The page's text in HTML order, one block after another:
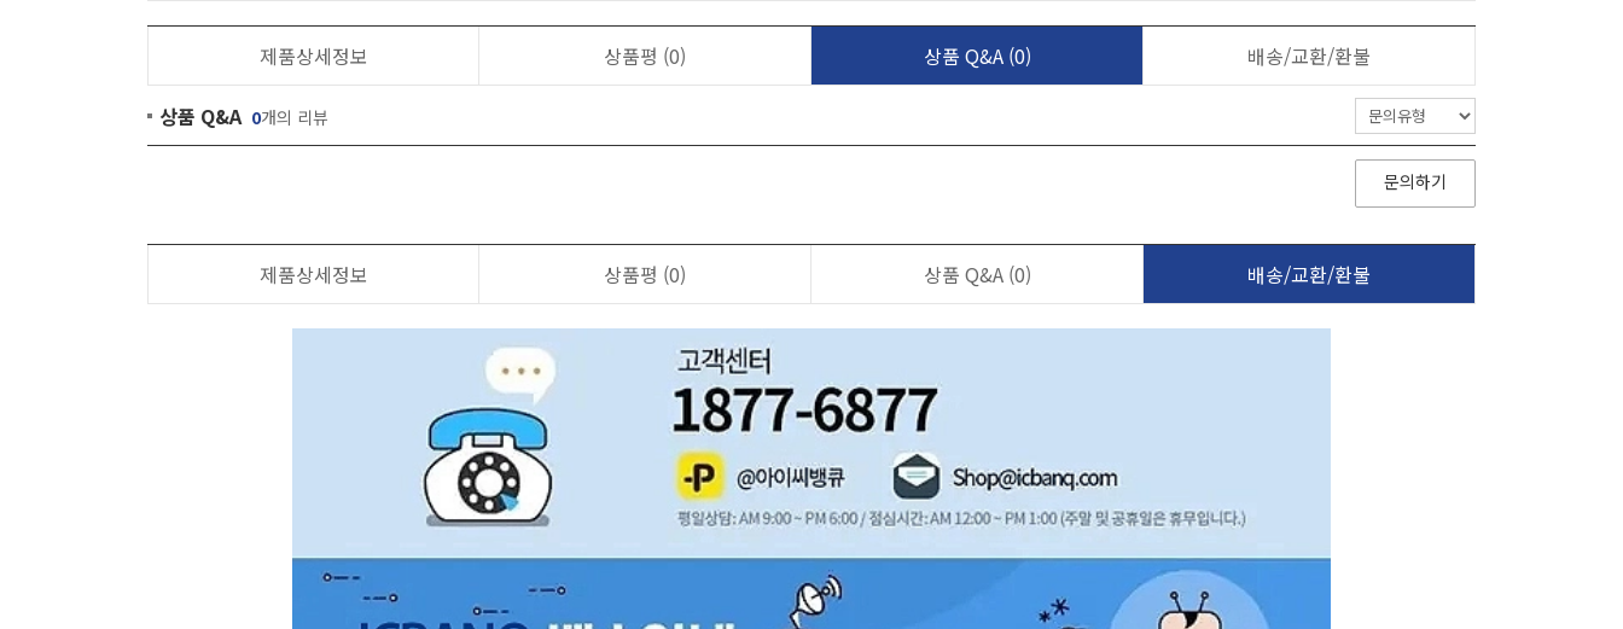
제품상세정보 상품평 (0) 상품 Q&A (0) 배송/교환/환불
상품 Q&A 0개의 리뷰
문의하기
제품상세정보 상품평 (0) 상품 Q&A (0) 배송/교환/환불